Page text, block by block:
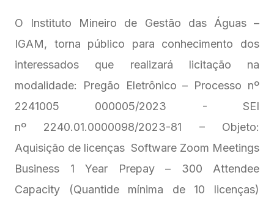
O Instituto Mineiro de Gestão das Águas –
IGAM, torna público para conhecimento dos
interessados que realizará licitação na
modalidade: Pregão Eletrônico – Processo nº
2241005 000005/2023 - SEI
nº 2240.01.0000098/2023-81 – Objeto:
Aquisição de licenças Software Zoom Meetings
Business 1 Year Prepay – 300 Attendee
Capacity (Quantide mínima de 10 licenças)